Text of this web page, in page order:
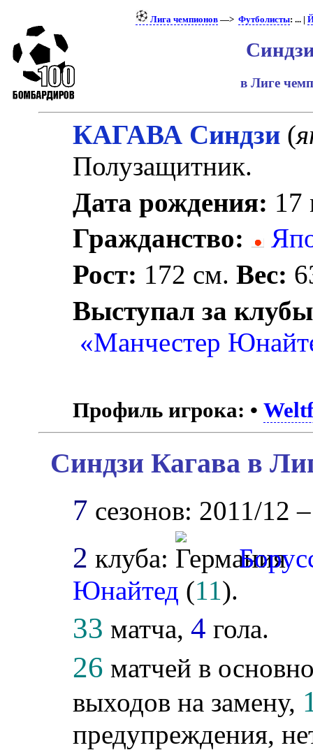
Лига чемпионов—> Футболисты: ... |
в Лиге
КАГАВА Синдзи (
Полузащитник.
Дата рождения: 17
Гражданство:
Рост: 172 см.Вес:
Выступал за
«Манчестер
Профиль игрока: •
Синдзи Кагава в
7 сезонов: 2011/12
2 клуба:
Юнайтед (11).
33 матча,4 гола.
26 матчей в
выходов на замену,
предупреждения,